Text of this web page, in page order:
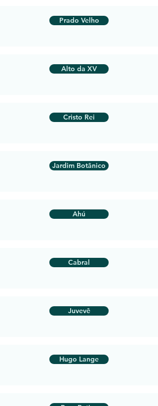
Prado Velho
Alto da XV
Cristo Rei
Jardim Botânico
Ahú
Cabral
Juvevê
Hugo Lange